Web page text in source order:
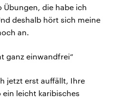
die habe ich
deshalb hört sich meine
an.
ganz einwandfrei“
jetzt erst auffällt, Ihre
leicht karibisches